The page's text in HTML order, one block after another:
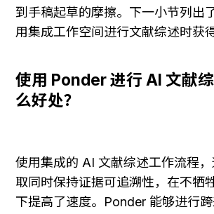
到手稿起草的摩擦。下一小节列出
用集成工作空间进行文献综述时获
使用 Ponder 进行 AI 文献
么好处？
使用集成的 AI 文献综述工作流程
取同时保持证据可追溯性，在不牺
下提高了速度。Ponder 能够进行